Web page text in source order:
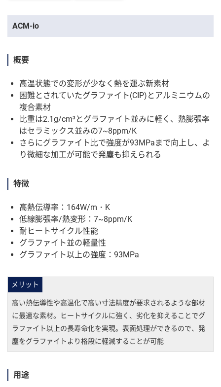
ACM-io
概要
高温状態での変形が少なく熱を運ぶ新素材
困難とされていたグラファイト(CIP)とアルミニウムの
複合素材
比重は2.1g/cm³とグラファイト並みに軽く、熱膨張率
はセラミックス並みの7~8ppm/K
さらにグラファイト比で強度が93MPaまで向上し、よ
り微細な加工が可能で発塵も抑えられる
特徴
高熱伝導率：164W/m・K
低線膨張率/熱変形：7~8ppm/K
耐ヒートサイクル性能
グラファイト並の軽量性
グラファイト以上の強度：93MPa
メリット
高い熱伝導性や高温化で高い寸法精度が要求されるような部材
に最適な素材。ヒートサイクルに強く、劣化を抑えることでグ
ラファイト以上の長寿命化を実現。表面処理ができるので、発
塵をグラファイトより格段に軽減することが可能
用途